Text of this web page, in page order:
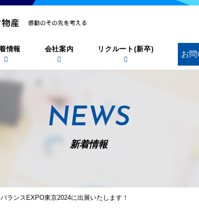
情報 会社案内 リクルート(新卒)
お問
NEWS
新着情報
ランスEXPO東京2024に出展いたします！